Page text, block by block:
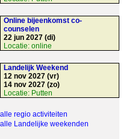
Online bijeenkomst co-
counselen
22 jun 2027 (di)
Locatie: online
Landelijk Weekend
12 nov 2027 (vr)
14 nov 2027 (zo)
Locatie: Putten
alle regio activiteiten
alle Landelijke weekenden